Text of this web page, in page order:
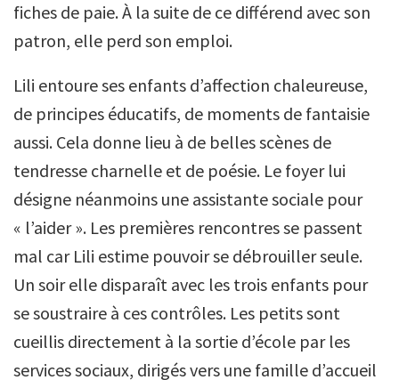
fiches de paie. À la suite de ce différend avec son
patron, elle perd son emploi.
Lili entoure ses enfants d’affection chaleureuse,
de principes éducatifs, de moments de fantaisie
aussi. Cela donne lieu à de belles scènes de
tendresse charnelle et de poésie. Le foyer lui
désigne néanmoins une assistante sociale pour
« l’aider ». Les premières rencontres se passent
mal car Lili estime pouvoir se débrouiller seule.
Un soir elle disparaît avec les trois enfants pour
se soustraire à ces contrôles. Les petits sont
cueillis directement à la sortie d’école par les
services sociaux, dirigés vers une famille d’accueil